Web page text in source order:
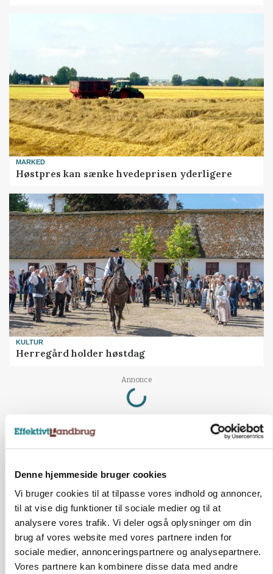
Denne hjemmeside bruger cookies
Vi bruger cookies til at tilpasse vores indhold og annoncer,
til at vise dig funktioner til sociale medier og til at
analysere vores trafik. Vi deler også oplysninger om din
brug af vores website med vores partnere inden for
sociale medier, annonceringspartnere og analysepartnere.
Vores partnere kan kombinere disse data med andre
MARKED
Høstpres kan sænke hvedeprisen yderligere
KULTUR
Herregård holder høstdag
Annonce
Loading...